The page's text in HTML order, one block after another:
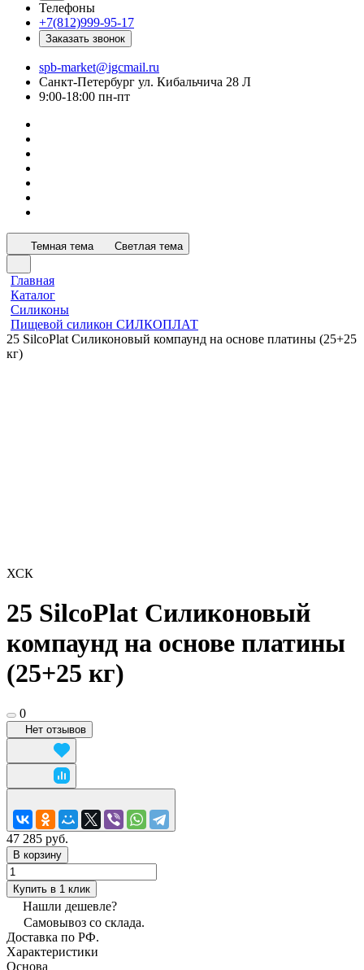
Телефоны
+7(812)999-95-17
Заказать звонок
spb-market@igcmail.ru
Санкт-Петербург ул. Кибальчича 28 Л
9:00-18:00 пн-пт
Темная тема Светлая тема
Главная
Каталог
Силиконы
Пищевой силикон СИЛКОПЛАТ
25 SilcoPlat Силиконовый компаунд на основе платины (25+25
кг)
ХСК
25 SilcoPlat Силиконовый
компаунд на основе платины
(25+25 кг)
0
Нет отзывов
47 285 руб.
В корзину
Купить в 1 клик
Нашли дешевле?
Самовывоз со склада.
Доставка по РФ.
Характеристики
Основа